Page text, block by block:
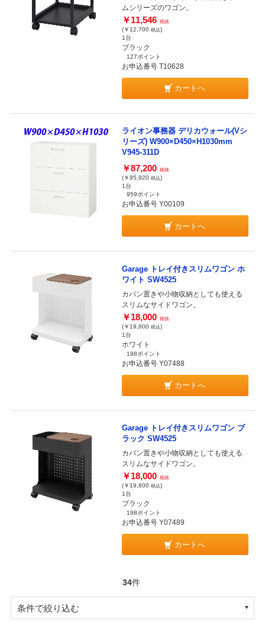
ムシリーズのワゴン。
￥11,546 税抜
(￥12,700 税込)
1台
ブラック
127ポイント
お申込番号 T10628
カートへ
ライオン事務器 デリカウォール(Vシ
リーズ) W900×D450×H1030mm
V945-311D
￥87,200 税抜
(￥95,920 税込)
1台
959ポイント
お申込番号 Y00109
カートへ
Garage トレイ付きスリムワゴン ホ
ワイト SW4525
カバン置きや小物収納としても使える
スリムなサイドワゴン。
￥18,000 税抜
(￥19,800 税込)
1台
ホワイト
198ポイント
お申込番号 Y07488
カートへ
Garage トレイ付きスリムワゴン ブ
ラック SW4525
カバン置きや小物収納としても使える
スリムなサイドワゴン。
￥18,000 税抜
(￥19,800 税込)
1台
ブラック
198ポイント
お申込番号 Y07489
カートへ
34件
条件で絞り込む